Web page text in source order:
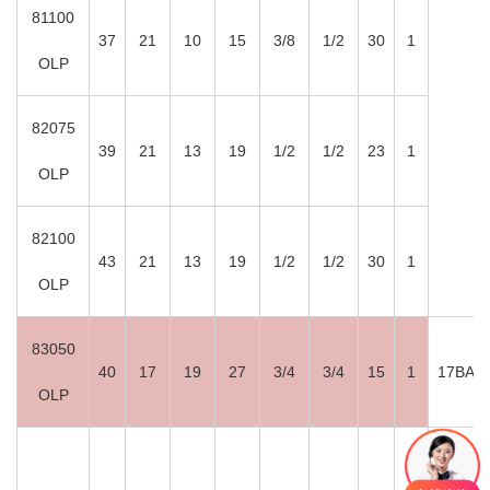
81100
OLP
37 21 10 15 3/8 1/2 30 1
82075
OLP
39 21 13 19 1/2 1/2 23 1
82100
OLP
43 21 13 19 1/2 1/2 30 1
83050
OLP
40 17 19 27 3/4 3/4 15 1 17BAR
输油卷